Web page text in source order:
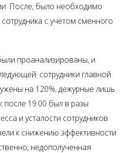
После, было необходимо
с учетом сменного
проанализированы, и
сотрудники главной
на 120%, дежурные лишь
после 19:00 был в разы
и усталости сотрудников
к снижению эффективности
недополученная